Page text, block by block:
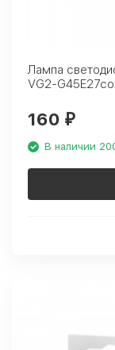
Лампа
VG2-
160 ₽
В наличии